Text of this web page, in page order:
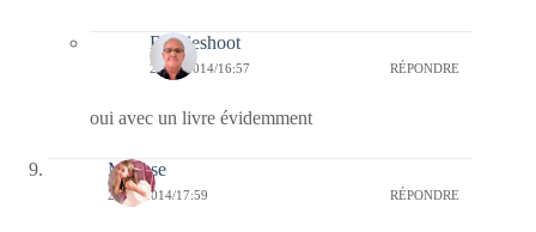
Bernieshoot
27/10/2014/16:57 RÉPONDRE
oui avec un livre évidemment
Mousse
26/10/2014/17:59 RÉPONDRE